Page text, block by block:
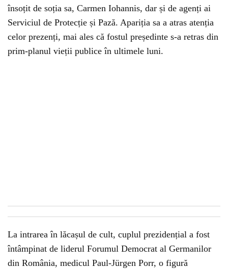
însoțit de soția sa, Carmen Iohannis, dar și de agenți ai
Serviciul de Protecție și Pază. Apariția sa a atras atenția
celor prezenți, mai ales că fostul președinte s-a retras din
prim-planul vieții publice în ultimele luni.
La intrarea în lăcașul de cult, cuplul prezidențial a fost
întâmpinat de liderul Forumul Democrat al Germanilor
din România, medicul Paul-Jürgen Porr, o figură